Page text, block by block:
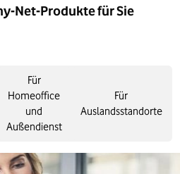
Net-Produkte für Sie
Für
Homeoffice
und
Außendienst
Für
Auslandsstandorte